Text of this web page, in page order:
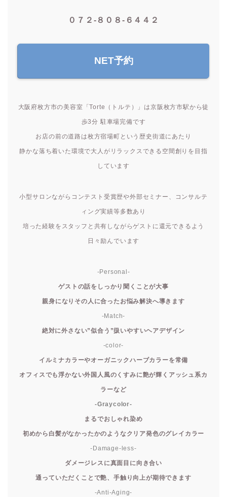
０７２-８０８-６４４２
NET予約
大阪府枚方市の美容室「Torte（トルテ）」は京阪枚方市駅から徒
歩3分 駐車場完備です
お店の前の道路は枚方宿場町という歴史街道にあたり
静かな落ち着いた環境で大人がリラックスできる空間創りを目指
しています
小型サロンながらコンテスト受賞歴や外部セミナー、コンサルテ
ィング実績等多数あり
培った経験をスタッフと共有しながらゲストに還元できるよう
日々励んでいます
-Personal-
ゲストの話をしっかり聞くことが大事
親身になりその人に合ったお悩み解決へ導きます
-Match-
絶対に外さない”似合う”扱いやすいヘアデザイン
-color-
イルミナカラーやオーガニックハーブカラーを常備
オフィスでも浮かない外国人風のくすみに艶が輝くアッシュ系カ
ラーなど
-Graycolor-
まるでおしゃれ染め
初めから白髪がなかったかのようなクリア発色のグレイカラー
-Damage-less-
ダメージレスに真面目に向き合い
通っていただくことで艶、手触り向上が期待できます
-Anti-Aging-